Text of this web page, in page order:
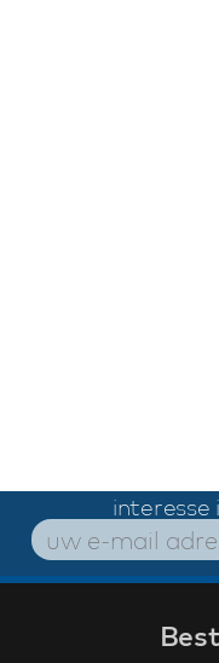
interesse